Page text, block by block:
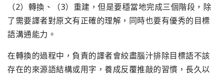
（2）轉換、（3）重建，但是要穩當地完成三個階段，除
了需要譯者對原文有正確的理解，同時也要有優秀的目標
語溝通能力。
在轉換的過程中，負責的譯者會絞盡腦汁排除目標語不該
存在的來源語結構或用字，養成反覆推敲的習慣，長久以